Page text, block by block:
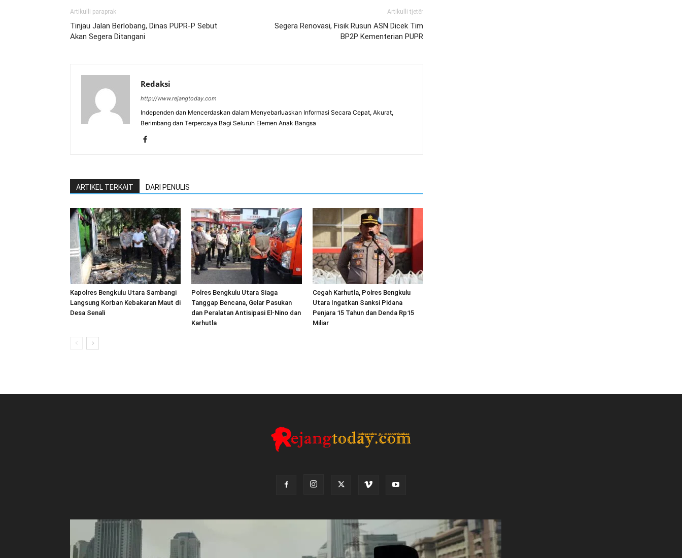
Artikulli paraprak
Tinjau Jalan Berlobang, Dinas PUPR-P Sebut
Akan Segera Ditangani
Artikulli tjetër
Segera Renovasi, Fisik Rusun ASN Dicek Tim
BP2P Kementerian PUPR
Redaksi
http://www.rejangtoday.com
Independen dan Mencerdaskan dalam Menyebarluaskan Informasi Secara Cepat, Akurat,
Berimbang dan Terpercaya Bagi Seluruh Elemen Anak Bangsa
ARTIKEL TERKAIT DARI PENULIS
Kapolres Bengkulu Utara Sambangi
Langsung Korban Kebakaran Maut di
Desa Senali
Polres Bengkulu Utara Siaga
Tanggap Bencana, Gelar Pasukan
dan Peralatan Antisipasi El-Nino dan
Karhutla
Cegah Karhutla, Polres Bengkulu
Utara Ingatkan Sanksi Pidana
Penjara 15 Tahun dan Denda Rp15
Miliar